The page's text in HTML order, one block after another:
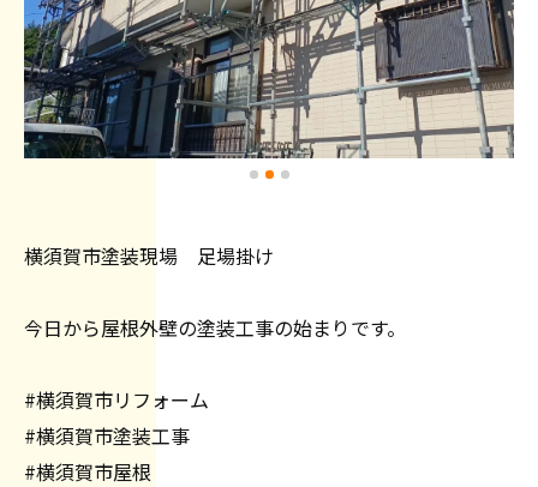
横須賀市塗装現場 足場掛け
今日から屋根外壁の塗装工事の始まりです。
#横須賀市リフォーム
#横須賀市塗装工事
#横須賀市屋根